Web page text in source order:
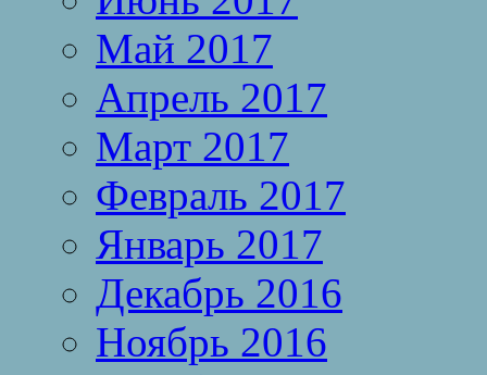
Май 2017
Апрель 2017
Март 2017
Февраль 2017
Январь 2017
Декабрь 2016
Ноябрь 2016